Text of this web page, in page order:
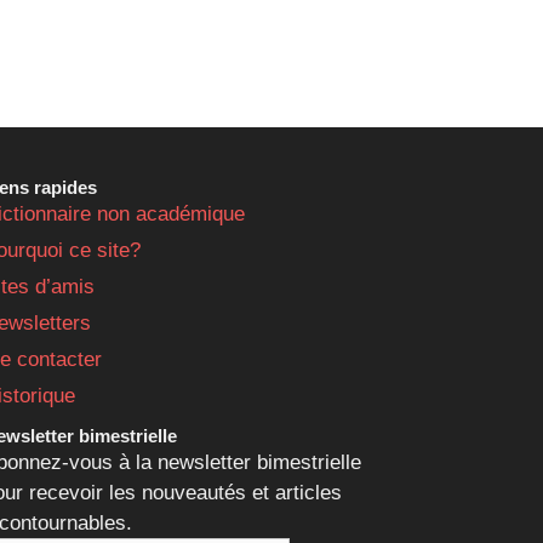
rapides
non académique
ce site?
d’amis
contacter
bimestrielle
vous à la newsletter bimestrielle
recevoir les nouveautés et articles